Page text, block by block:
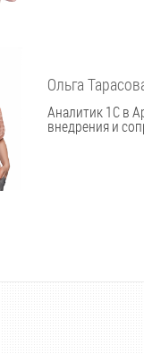
Ольга
Аналитик 1С в
внедрения и